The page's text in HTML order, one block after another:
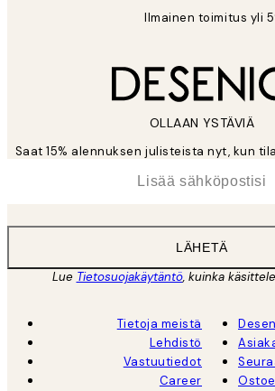
Ilmainen toimitus yli
OLLAAN YSTÄVIÄ
Saat 15% alennuksen julisteista nyt, kun
LÄHETÄ
Lue Tietosuojakäytäntö, kuinka
Tietoja meistä
Lehdistö
Vastuutiedot
Career